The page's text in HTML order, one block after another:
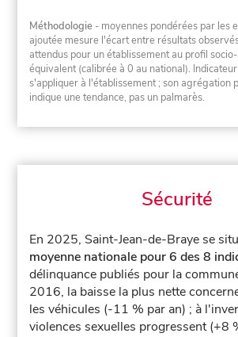
Méthodologie - moyennes pondérées par les
ajoutée mesure l'écart entre résultats
attendus pour un établissement au profil
équivalent (calibrée à 0 au national).
s'appliquer à l'établissement ; son agrégation
indique une tendance, pas un palmarès.
Sécurité
En 2025, Saint-Jean-de-Braye se
moyenne nationale pour 6 des 8
délinquance publiés pour la
2016, la baisse la plus nette
les véhicules (-11 % par an) ; à
violences sexuelles progressent (+8